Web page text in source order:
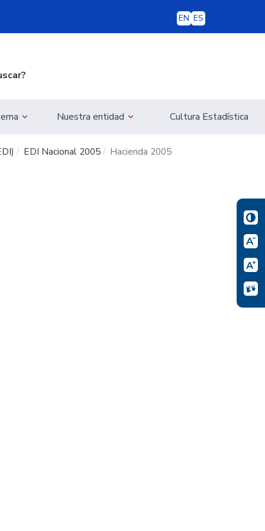
EN ES
Nuestra entidad Cultura Estadística
EDI Nacional 2005 Hacienda 2005